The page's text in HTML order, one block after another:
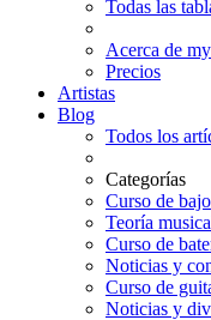
Todas las
Acerca de
Precios
Artistas
Blog
Todos los
Categorías
Curso de bajo
Teoría
Curso de
Noticias y
Curso de
Noticias y